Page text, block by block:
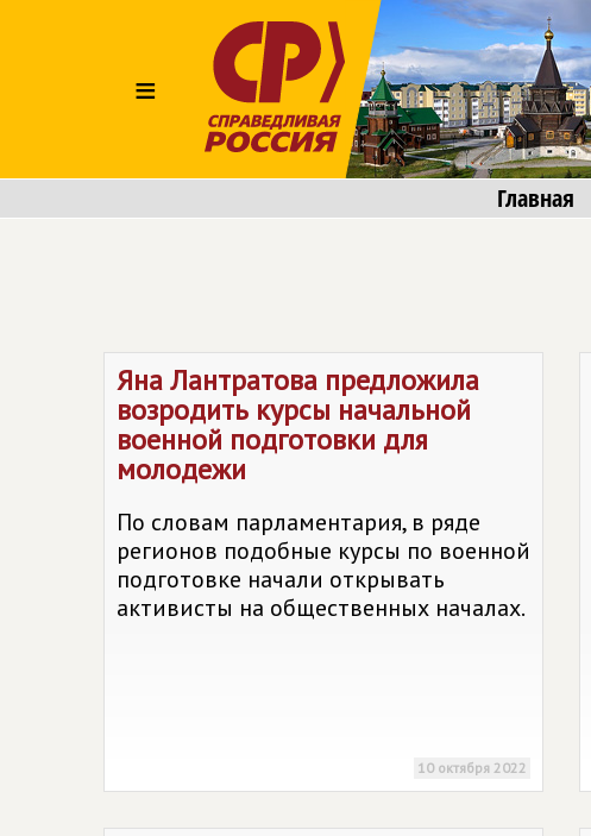
≡
Главная
Яна Лантратова предложила
возродить курсы начальной
военной подготовки для
молодежи
По словам парламентария, в ряде
регионов подобные курсы по военной
подготовке начали открывать
активисты на общественных началах.
10 октября 2022